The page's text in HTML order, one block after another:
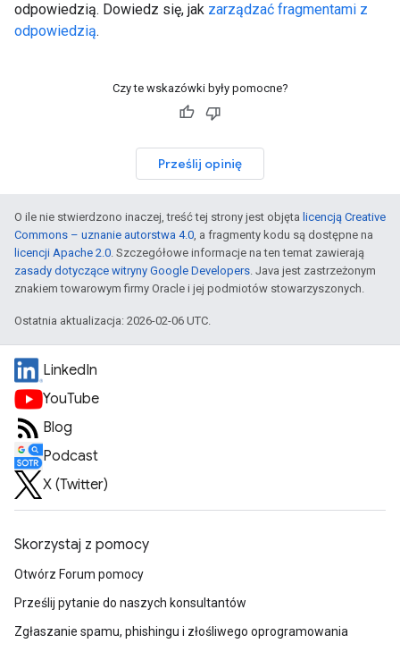
odpowiedzią. Dowiedz się, jak zarządzać fragmentami z
odpowiedzią.
Czy te wskazówki były pomocne?
Prześlij opinię
O ile nie stwierdzono inaczej, treść tej strony jest objęta licencją Creative
Commons – uznanie autorstwa 4.0, a fragmenty kodu są dostępne na
licencji Apache 2.0. Szczegółowe informacje na ten temat zawierają
zasady dotyczące witryny Google Developers. Java jest zastrzeżonym
znakiem towarowym firmy Oracle i jej podmiotów stowarzyszonych.
Ostatnia aktualizacja: 2026-02-06 UTC.
LinkedIn
YouTube
Blog
Podcast
X (Twitter)
Skorzystaj z pomocy
Otwórz Forum pomocy
Prześlij pytanie do naszych konsultantów
Zgłaszanie spamu, phishingu i złośliwego oprogramowania